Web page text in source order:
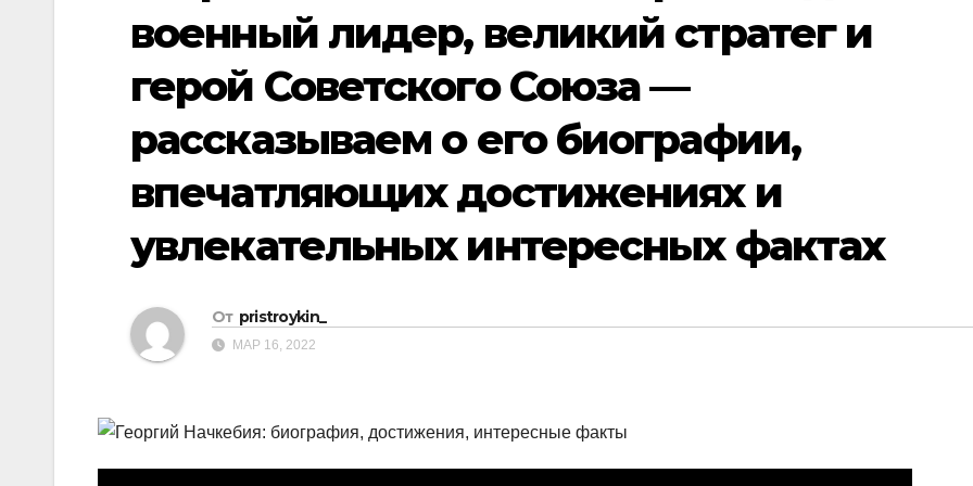
военный лидер, великий стратег и
герой Советского Союза —
рассказываем о его биографии,
впечатляющих достижениях и
увлекательных интересных фактах
От pristroykin_
МАР 16, 2022